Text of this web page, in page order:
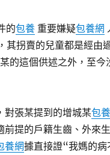
的包養重要嫌疑包養網
其拐賣的兒童都是經由
的這個供述之外，至今
張某提到的增城某包養
提的戶籍生齒、外來生
養網據直接證“我媽的病